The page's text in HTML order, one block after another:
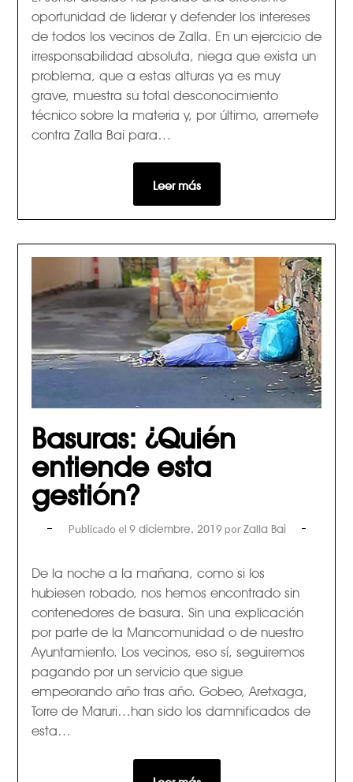
oportunidad de liderar y defender los intereses
de todos los vecinos de Zalla. En un ejercicio de
irresponsabilidad absoluta, niega que exista un
problema, que a estas alturas ya es muy
grave, muestra su total desconocimiento
técnico sobre la materia y, por último, arremete
contra Zalla Bai para…
Leer más
Basuras: ¿Quién
entiende esta
gestión?
Publicado el 9 diciembre, 2019por Zalla Bai
De la noche a la mañana, como si los
hubiesen robado, nos hemos encontrado sin
contenedores de basura. Sin una explicación
por parte de la Mancomunidad o de nuestro
Ayuntamiento. Los vecinos, eso sí, seguiremos
pagando por un servicio que sigue
empeorando año tras año. Gobeo, Aretxaga,
Torre de Maruri…han sido los damnificados de
esta…
Leer más